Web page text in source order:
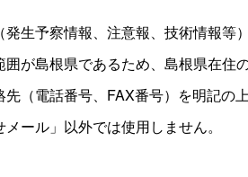
生予察情報、注意報、技術情報等
が島根県であるため、島根県在住
（電話番号、FAX番号）を明記の
ール」以外では使用しません。